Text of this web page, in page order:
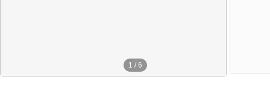
1 / 6